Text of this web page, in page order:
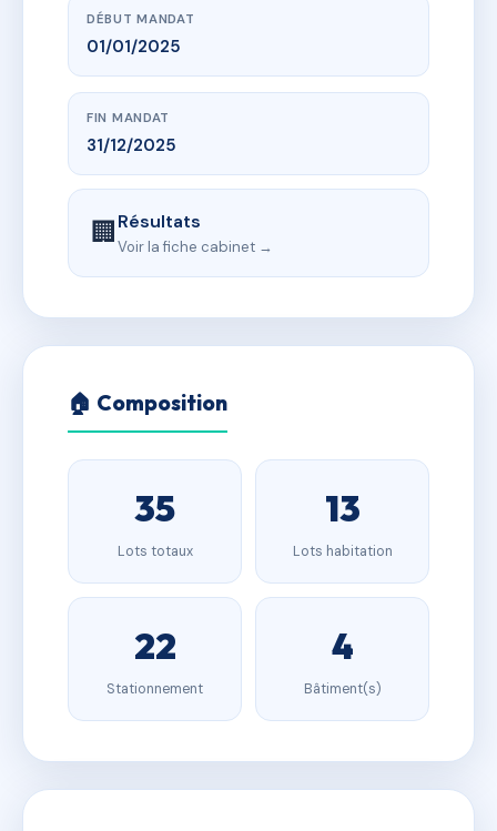
DÉBUT MANDAT
01/01/2025
FIN MANDAT
31/12/2025
🏢Résultats
Voir la fiche cabinet →
🏠 Composition
35
Lots totaux
13
Lots habitation
22
Stationnement
4
Bâtiment(s)